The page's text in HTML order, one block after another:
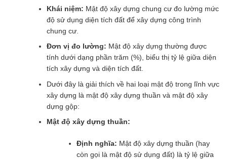
Khái niệm: Mật độ xây dựng chung cư đo lường mức
độ sử dụng diện tích đất để xây dựng công trình
chung cư.
Đơn vị đo lường: Mật độ xây dựng thường được
tính dưới dạng phần trăm (%), biểu thị tỷ lệ giữa diện
tích xây dựng và diện tích đất.
Dưới đây là giải thích về hai loại mật độ trong lĩnh vực
xây dựng là mật độ xây dựng thuần và mật độ xây
dựng gộp:
Mật độ xây dựng thuần:
Định nghĩa: Mật độ xây dựng thuần (hay
còn gọi là mật độ sử dụng đất) là tỷ lệ giữa